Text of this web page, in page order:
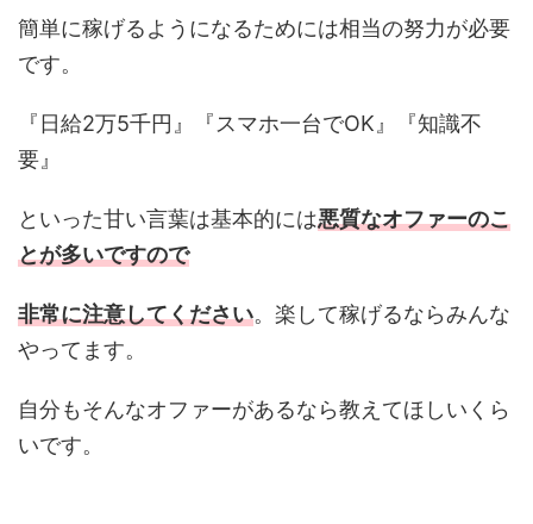
簡単に稼げるようになるためには相当の努力が必要
です。
『日給2万5千円』『スマホ一台でOK』『知識不
要』
といった甘い言葉は基本的には悪質なオファーのこ
とが多いですので
非常に注意してください。楽して稼げるならみんな
やってます。
自分もそんなオファーがあるなら教えてほしいくら
いです。